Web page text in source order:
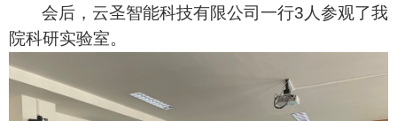
会后， 云圣智能科技有限公司一行3 人参观了我
院科研实验室。